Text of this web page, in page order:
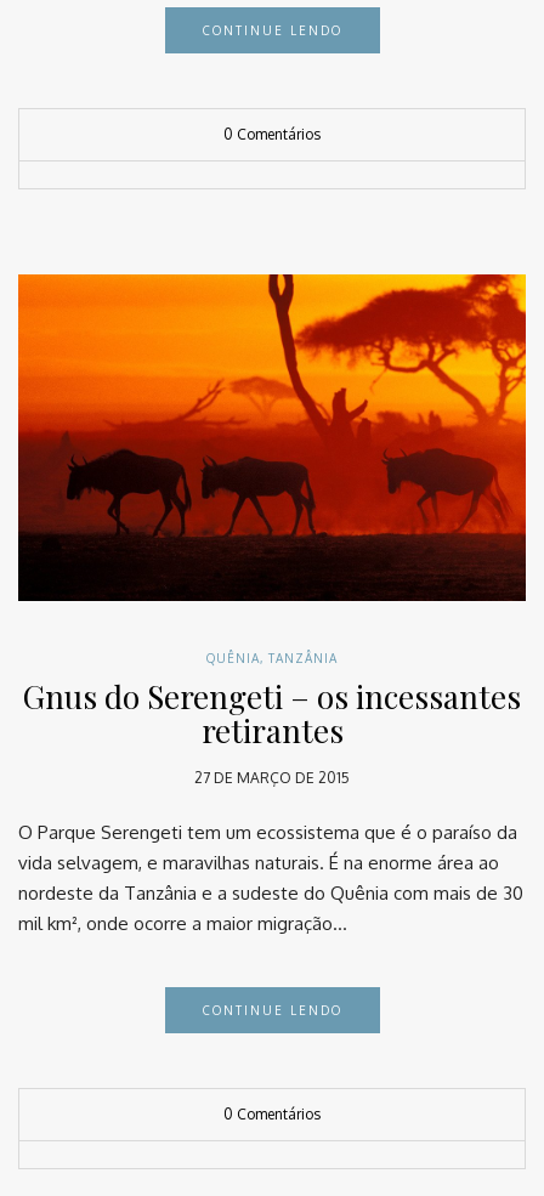
CONTINUE LENDO
0 Comentários
QUÊNIA, TANZÂNIA
Gnus do Serengeti – os incessantes
retirantes
27 DE MARÇO DE 2015
O Parque Serengeti tem um ecossistema que é o paraíso da
vida selvagem, e maravilhas naturais. É na enorme área ao
nordeste da Tanzânia e a sudeste do Quênia com mais de 30
mil km², onde ocorre a maior migração…
CONTINUE LENDO
0 Comentários